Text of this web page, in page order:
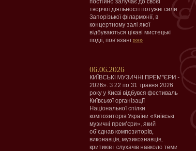
постійно залучає до своєї
творчої діяльності потужні сили
Запорізької філармонії, в
концертному залі якої
відбуваються цікаві мистецькі
події, пов’язані »»»
06.06.2026
КИЇВСЬКІ МУЗИЧНІ ПРЕМ"ЄРИ -
2026». З 22 по 31 травня 2026
року у Києві відбувся фестиваль
Київської організації
Національної спілки
композиторів України «Київські
музичні прем’єри», який
об’єднав композиторів,
виконавців, музикознавців,
критиків і слухачів навколо теми